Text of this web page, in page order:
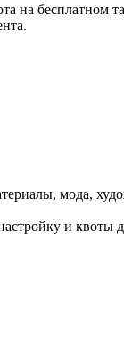
на бесплатном
мода,
и